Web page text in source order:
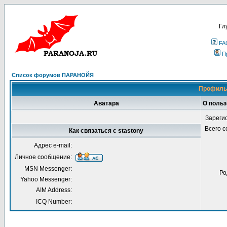
Список форумов ПАРАНОЙЯ
Профиль
Аватара О
Всего
Как связаться с stastony
Адрес e-mail:
Личное сообщение:
MSN Messenger:
Yahoo Messenger:
AIM Address:
ICQ Number: